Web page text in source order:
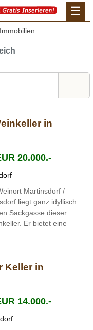
☰
in
20.000.-
Martinsdorf /
liegt ganz idyllisch
Sackgasse dieser
Er bietet eine
Keller in
14.000.-